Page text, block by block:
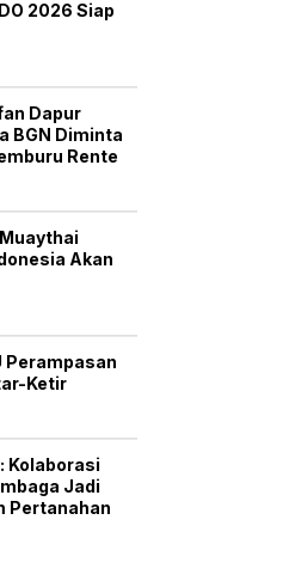
2026 Siap
Dapur
BGN Diminta
Rente
Akan
Perampasan
Ketir
Kolaborasi
Jadi
Pertanahan